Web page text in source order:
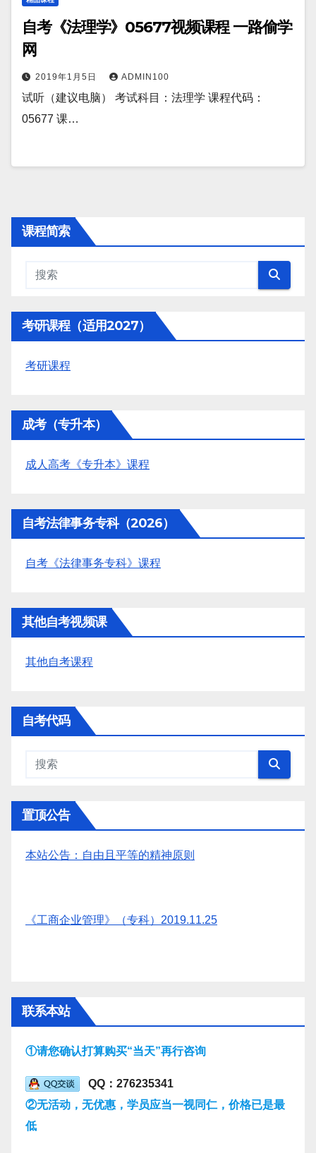
自考《法理学》05677视频课程 一路偷学
网
2019年1月5日 ADMIN100
试听（建议电脑） 考试科目：法理学 课程代码：
05677 课…
课程简索
考研课程（适用2027）
考研课程
成考（专升本）
成人高考《专升本》课程
自考法律事务专科（2026）
自考《法律事务专科》课程
其他自考视频课
其他自考课程
自考代码
置顶公告
本站公告：自由且平等的精神原则
《工商企业管理》（专科）2019.11.25
联系本站
①请您确认打算购买“当天”再行咨询
QQ：276235341
②无活动，无优惠，学员应当一视同仁，价格已是最
低